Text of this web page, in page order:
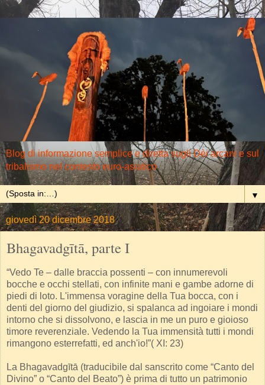
Blog di informazione semplice e diretta sugli Dèi arcani e sul
tribalismo nel contesto euro-asiatico
▼
giovedì 20 dicembre 2018
Bhagavadgītā, parte I
“Vedo Te – dalle braccia possenti – con innumerevoli
bocche e occhi stellati, con infinite mani e gambe adorne di
piedi di loto. L'immensa voragine della Tua bocca, con i
denti del giorno del giudizio, si spalanca ad ingoiare i mondi
intorno che si dissolvono, e lascia in me un puro e gioioso
timore reverenziale. Vedendo la Tua immensità tutti i mondi
rimangono esterrefatti, ed anch'io!”( XI: 23)
La Bhagavadgītā (traducibile dal sanscrito come “Canto del
Divino” o “Canto del Beato”) è prima di tutto un patrimonio